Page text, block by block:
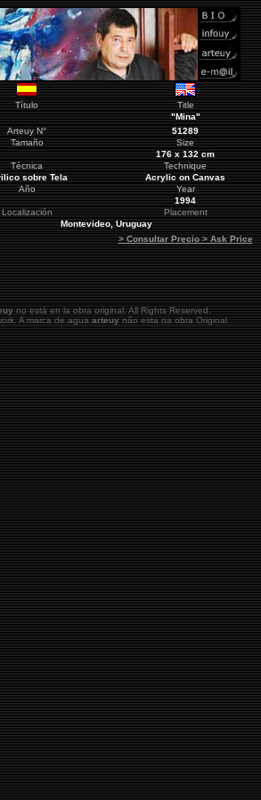
Título Title
"Mina"
ArteuyN°
51289
Tamaño
Size
176 x 132 cm
Técnica
Technique
sobre Tela
Acrylic on Canvas
Año
Year
1994
Localización
Placement
Montevideo, Uruguay
> Consultar Precio > Ask Price
no está en la obra original.All Rights Reserved.
A marca de aguaarteuynão esta na obra Original